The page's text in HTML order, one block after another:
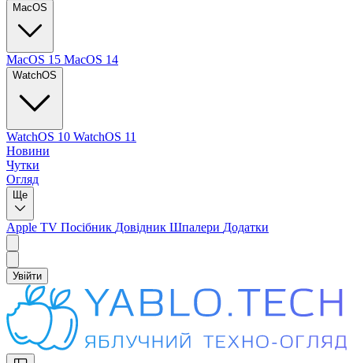
MacOS
MacOS 15 MacOS 14
WatchOS
WatchOS 10 WatchOS 11
Новини
Чутки
Огляд
Ще
Apple TV Посібник Довідник Шпалери Додатки
Увійти